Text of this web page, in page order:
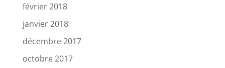
février 2018
janvier 2018
décembre 2017
octobre 2017